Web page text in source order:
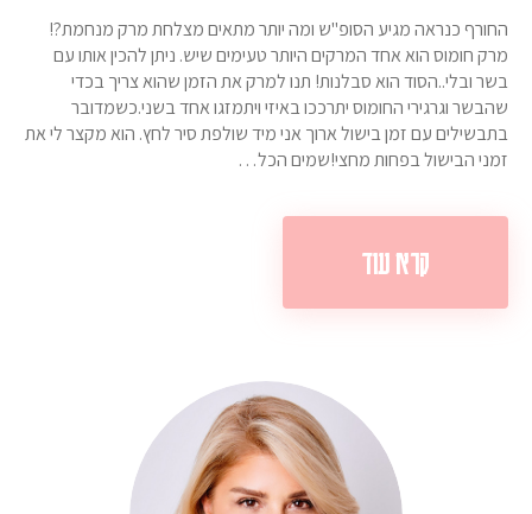
החורף כנראה מגיע הסופ"ש ומה יותר מתאים מצלחת מרק מנחמת?!
מרק חומוס הוא אחד המרקים היותר טעימים שיש. ניתן להכין אותו עם
בשר ובלי..הסוד הוא סבלנות! תנו למרק את הזמן שהוא צריך בכדי
שהבשר וגרגירי החומוס יתרככו באיזי ויתמזגו אחד בשני.כשמדובר
בתבשילים עם זמן בישול ארוך אני מיד שולפת סיר לחץ. הוא מקצר לי את
זמני הבישול בפחות מחצי!שמים הכל…
קרא עוד